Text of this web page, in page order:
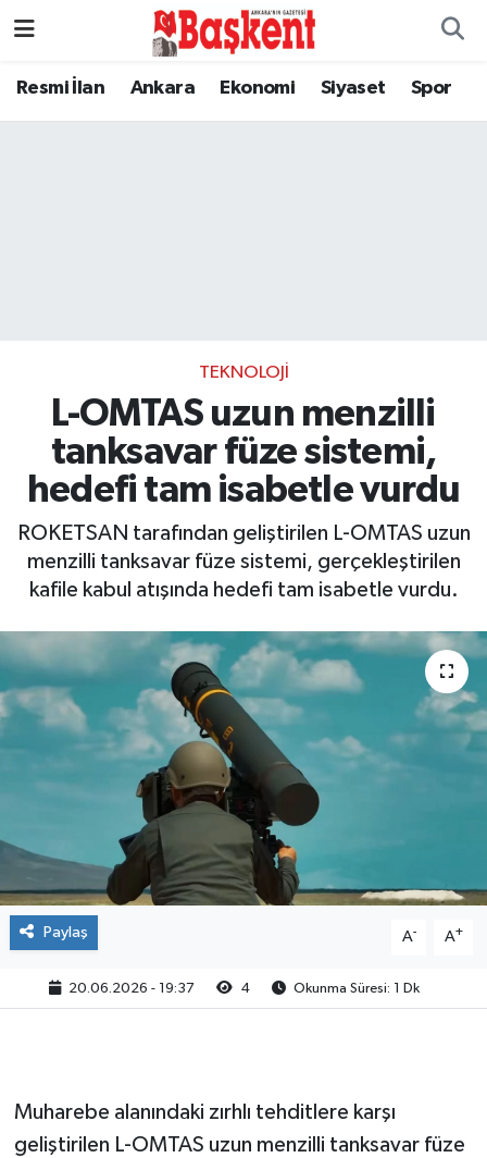
Resmi İlan Ankara Ekonomi Siyaset Spor
TEKNOLOJI
L-OMTAS uzun menzilli
tanksavar füze sistemi,
hedefi tam isabetle vurdu
ROKETSAN tarafından geliştirilen L-OMTAS uzun
menzilli tanksavar füze sistemi, gerçekleştirilen
kafile kabul atışında hedefi tam isabetle vurdu.
Paylaş A- A+
20.06.2026 - 19:37 4 Okunma Süresi: 1 Dk
Muharebe alanındaki zırhlı tehditlere karşı
geliştirilen L-OMTAS uzun menzilli tanksavar füze